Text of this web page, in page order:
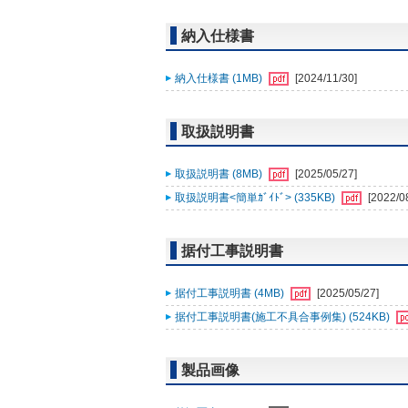
納入仕様書
納入仕様書 (1MB) [2024/11/30]
取扱説明書
取扱説明書 (8MB)
[2025/05/27]
取扱説明書<簡単ｶﾞｲﾄﾞ> (335KB)
[2022/
据付工事説明書
据付工事説明書 (4MB)
[2025/05/27]
据付工事説明書(施工不具合事例集) (524KB)
製品画像